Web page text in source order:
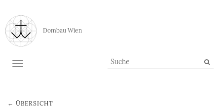
Dombau Wien
TOGGLE NAVIGATION
← ÜBERSICHT